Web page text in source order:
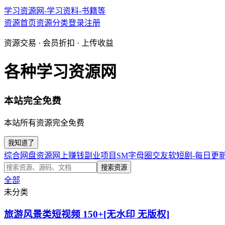
学习资源网-学习资料-书籍等
资源首页资源分类登录注册
资源交易 · 会员折扣 · 上传收益
各种学习资源网
本站完全免费
本站所有资源完全免费
我知道了
综合网盘资源 网上赚钱副业项目 SM字母圈交友软短剧-每日更
搜索资源
全部
未分类
旅游风景类短视频 150+[无水印 无版权]